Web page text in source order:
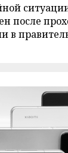
после
в